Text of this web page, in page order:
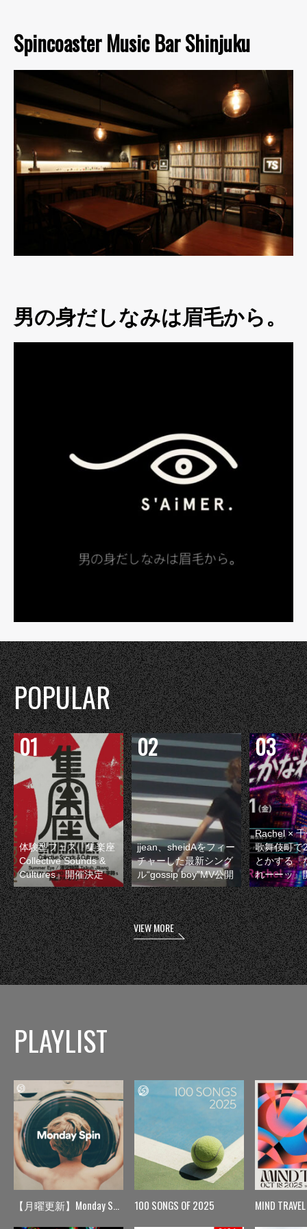
Spincoaster Music Bar Shinjuku
男の身だしなみは眉毛から。
POPULAR
体験型フェス『集楽座
Collective Sounds &
Cultures』開催決定
jjean、sheidAをフィー
チャーした最新シング
ル“gossip boy”MV公開
Rachel ×
歌舞伎町で
とかする『
れーーッ』
VIEW MORE
PLAYLIST
【月曜更新】Monday Spin 100 SONGS OF 2025 MIND TRAVEL